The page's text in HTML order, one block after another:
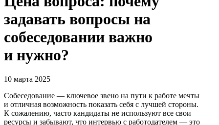
задавать вопросы на
собеседовании важно
и нужно?
10 марта 2025
Собеседование — ключевое звено на пути к работе мечты
и отличная возможность показать себя с лучшей стороны.
К сожалению, часто кандидаты не используют все свои
ресурсы и забывают, что интервью с работодателем — это